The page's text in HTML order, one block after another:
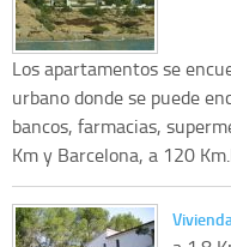
Los apartamentos se
urbano donde se puede
bancos, farmacias,
Km y Barcelona, a 120